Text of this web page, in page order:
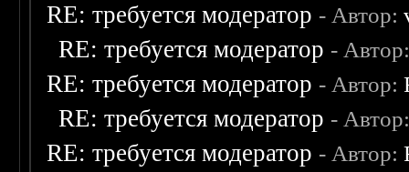
RE: требуется модератор - Автор:
RE: требуется модератор -
RE: требуется модератор - Автор:
RE: требуется модератор -
RE: требуется модератор - Автор: